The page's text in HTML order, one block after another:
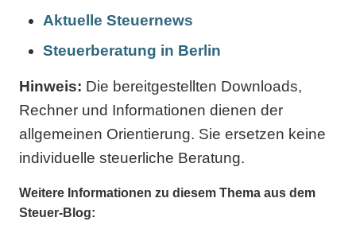
Aktuelle Steuernews
Steuerberatung in Berlin
Hinweis: Die bereitgestellten Downloads,
Rechner und Informationen dienen der
allgemeinen Orientierung. Sie ersetzen keine
individuelle steuerliche Beratung.
Weitere Informationen zu diesem Thema aus dem
Steuer-Blog: